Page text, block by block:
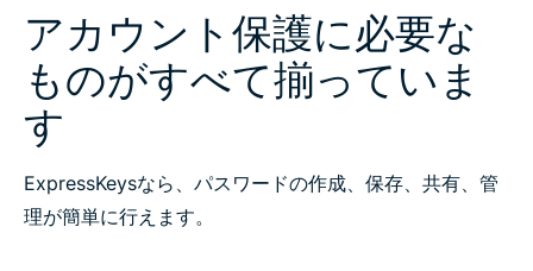
なぜ ExpressKeys なのか？
便利な機能を簡単に使える
モバイルデバイスにExpressKeysをダウンロード
アカウント保護に必要な
ものがすべて揃っていま
す
ExpressKeysなら、パスワードの作成、保存、共有、管
理が簡単に行えます。